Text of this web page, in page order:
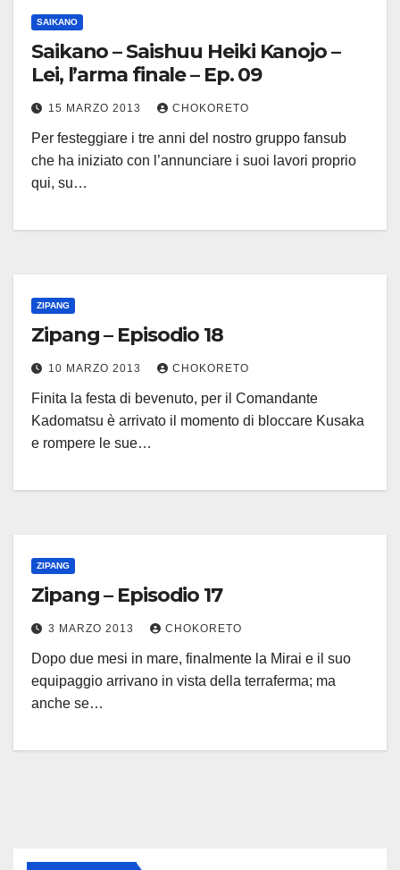
SAIKANO
Saikano – Saishuu Heiki Kanojo –
Lei, l’arma finale – Ep. 09
15 MARZO 2013 CHOKORETO
Per festeggiare i tre anni del nostro gruppo fansub
che ha iniziato con l’annunciare i suoi lavori proprio
qui, su…
ZIPANG
Zipang – Episodio 18
10 MARZO 2013 CHOKORETO
Finita la festa di bevenuto, per il Comandante
Kadomatsu è arrivato il momento di bloccare Kusaka
e rompere le sue…
ZIPANG
Zipang – Episodio 17
3 MARZO 2013 CHOKORETO
Dopo due mesi in mare, finalmente la Mirai e il suo
equipaggio arrivano in vista della terraferma; ma
anche se…